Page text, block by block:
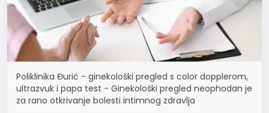
Poliklinika Đurić - ginekološki pregled s color dopplerom,
ultrazvuk i papa test - Ginekološki pregled neophodan je
za rano otkrivanje bolesti intimnog zdravlja